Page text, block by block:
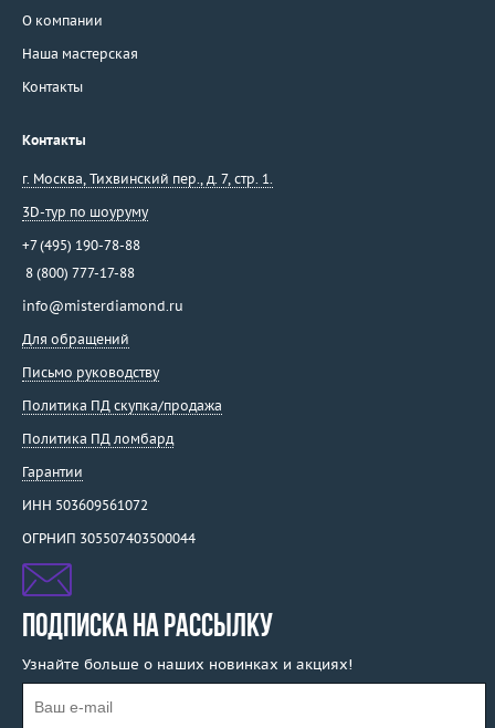
О компании
Наша мастерская
Контакты
Контакты
г. Москва, Тихвинский пер., д. 7, стр. 1.
3D-тур по шоуруму
+7 (495) 190-78-88
8 (800) 777-17-88
info@misterdiamond.ru
Для обращений
Письмо руководству
Политика ПД скупка/продажа
Политика ПД ломбард
Гарантии
ИНН 503609561072
ОГРНИП 305507403500044
ПОДПИСКА НА РАССЫЛКУ
Узнайте больше о наших новинках и акциях!